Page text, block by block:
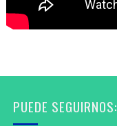
PUEDE SEGUIRNOS: